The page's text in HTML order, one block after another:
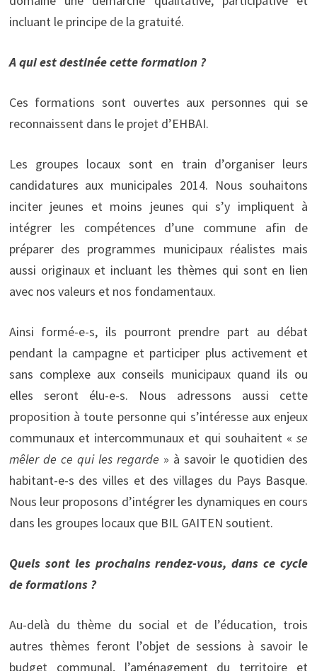
incluant le principe de la gratuité.
A qui est destinée cette formation ?
Ces formations sont ouvertes aux personnes qui se
reconnaissent dans le projet d’EHBAI.
Les groupes locaux sont en train d’organiser leurs
candidatures aux municipales 2014. Nous souhaitons
inciter jeunes et moins jeunes qui s’y impliquent à
intégrer les compétences d’une commune afin de
préparer des programmes municipaux réalistes mais
aussi originaux et incluant les thèmes qui sont en lien
avec nos valeurs et nos fondamentaux.
Ainsi formé-e-s, ils pourront prendre part au débat
pendant la campagne et participer plus activement et
sans complexe aux conseils municipaux quand ils ou
elles seront élu-e-s. Nous adressons aussi cette
proposition à toute personne qui s’intéresse aux enjeux
communaux et intercommunaux et qui souhaitent « se
mêler de ce qui les regarde » à savoir le quotidien des
habitant-e-s des villes et des villages du Pays Basque.
Nous leur proposons d’intégrer les dynamiques en cours
dans les groupes locaux que BIL GAITEN soutient.
Quels sont les prochains rendez-vous, dans ce cycle
de formations ?
Au-delà du thème du social et de l’éducation, trois
autres thèmes feront l’objet de sessions à savoir le
budget communal, l’aménagement du territoire et